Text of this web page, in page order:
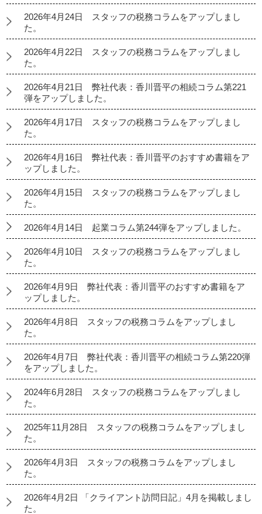
2026年4月24日 スタッフの税務コラムをアップしまし
た。
2026年4月22日 スタッフの税務コラムをアップしまし
た。
2026年4月21日 弊社代表：香川晋平の相続コラム第221
弾をアップしました。
2026年4月17日 スタッフの税務コラムをアップしまし
た。
2026年4月16日 弊社代表：香川晋平のおすすめ書籍をア
ップしました。
2026年4月15日 スタッフの税務コラムをアップしまし
た。
2026年4月14日 起業コラム第244弾をアップしました。
2026年4月10日 スタッフの税務コラムをアップしまし
た。
2026年4月9日 弊社代表：香川晋平のおすすめ書籍をア
ップしました。
2026年4月8日 スタッフの税務コラムをアップしまし
た。
2026年4月7日 弊社代表：香川晋平の相続コラム第220弾
をアップしました。
2024年6月28日 スタッフの税務コラムをアップしまし
た。
2025年11月28日 スタッフの税務コラムをアップしまし
た。
2026年4月3日 スタッフの税務コラムをアップしまし
た。
2026年4月2日 「クライアント訪問日記」4月を掲載しまし
た。